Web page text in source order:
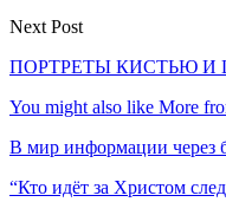
Next Post
ПОРТРЕТЫ КИСТЬЮ
You might also like More
В мир информации через
“Кто идёт за Христом